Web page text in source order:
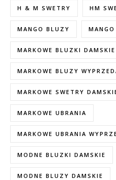
H & M SWETRY HM
MANGO BLUZY
MARKOWE BLUZKI
MARKOWE BLUZY
MARKOWE SWETRY
MARKOWE UBRANIA
MARKOWE UBRANIA
MODNE BLUZKI DAMSKIE
MODNE BLUZY DAMSKIE